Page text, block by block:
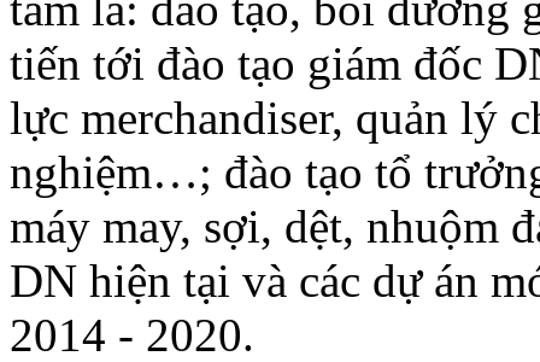
tiến tới đào tạo giám đốc
lực merchandiser, quản lý
nghiệm…; đào tạo tổ
máy may, sợi, dệt, nhuộm
DN hiện tại và các dự án
2014 - 2020.